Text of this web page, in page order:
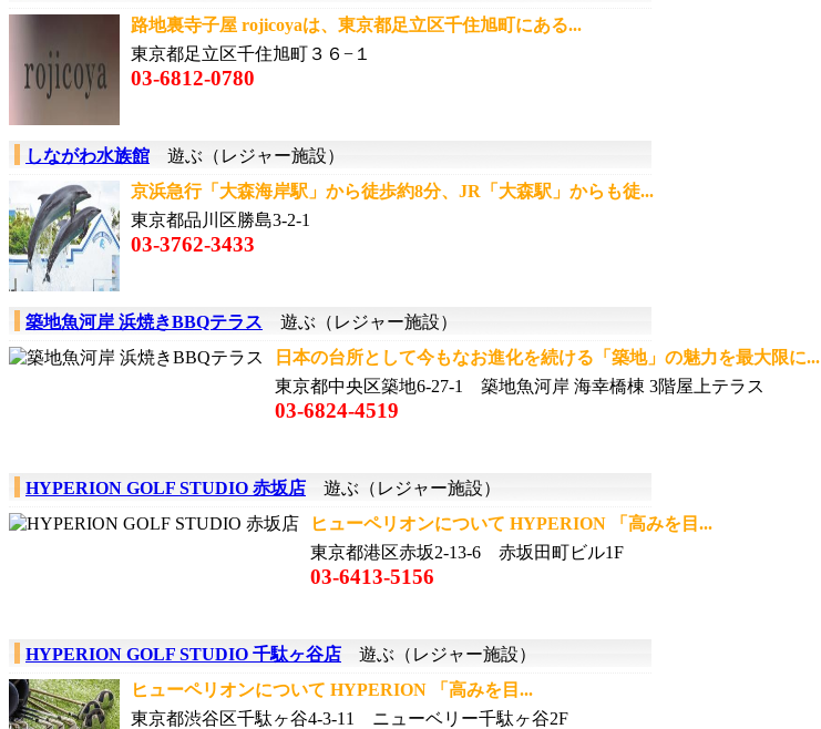
路地裏寺子屋 rojicoyaは、東京都足立区千住旭町にある...
東京都足立区千住旭町３６−１
03-6812-0780
しながわ水族館 遊ぶ（レジャー施設）
京浜急行「大森海岸駅」から徒歩約8分、JR「大森駅」からも徒...
東京都品川区勝島3-2-1
03-3762-3433
築地魚河岸 浜焼きBBQテラス 遊ぶ（レジャー施設）
日本の台所として今もなお進化を続ける「築地」の魅力を最大限に...
東京都中央区築地6-27-1 築地魚河岸 海幸橋棟 3階屋上テラス
03-6824-4519
HYPERION GOLF STUDIO 赤坂店 遊ぶ（レジャー施設）
ヒューペリオンについて HYPERION 「高みを目...
東京都港区赤坂2-13-6 赤坂田町ビル1F
03-6413-5156
HYPERION GOLF STUDIO 千駄ヶ谷店 遊ぶ（レジャー施設）
ヒューペリオンについて HYPERION 「高みを目...
東京都渋谷区千駄ヶ谷4-3-11 ニューベリー千駄ヶ谷2F